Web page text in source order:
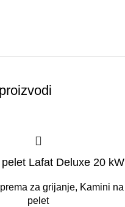
Lafat Deluxe 20 kW
za grijanje, Kamini na
pelet